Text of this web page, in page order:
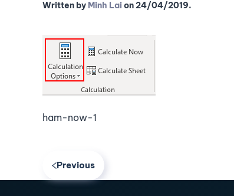
Written by Minh Laion24/04/2019.
ham-now-1
Previous